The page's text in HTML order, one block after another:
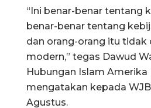
“Ini benar-benar tentang
benar-benar tentang
dan orang-orang itu tidak
modern,” tegas Dawud
Hubungan Islam Amerika
mengatakan kepada
Agustus.